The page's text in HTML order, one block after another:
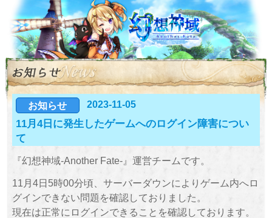
お知らせ 2023-11-05
11月4日に発生したゲームへのログイン障害につい
て
『幻想神域-Another Fate-』運営チームです。
11月4日5時00分頃、サーバーダウンによりゲーム内へロ
グインできない問題を確認しておりました。
現在は正常にログインできることを確認しております。